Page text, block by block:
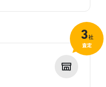
3社
査定